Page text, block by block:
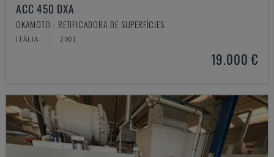
ACC 450 DXA
OKAMOTO - RETIFICADORA DE SUPERFÍCIES
ITÁLIA 2001
19.000 €